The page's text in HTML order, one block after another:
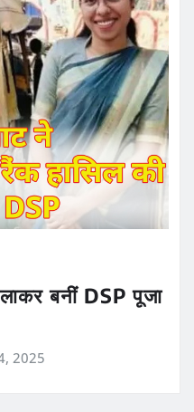
बनीं DSP पूजा
2025